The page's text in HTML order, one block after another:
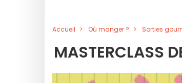
Accueil Où manger ? Sorties
MASTERCLASS